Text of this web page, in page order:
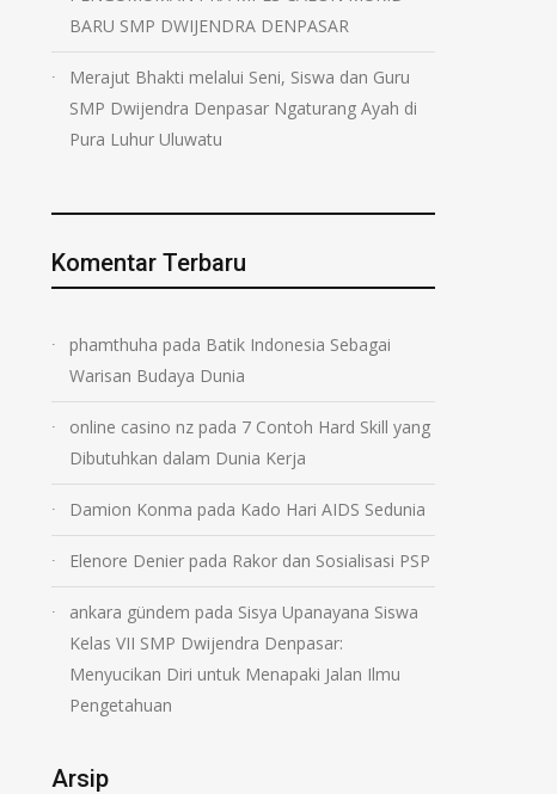
BARU SMP DWIJENDRA DENPASAR
Merajut Bhakti melalui Seni, Siswa dan Guru
SMP Dwijendra Denpasar Ngaturang Ayah di
Pura Luhur Uluwatu
Komentar Terbaru
phamthuha pada Batik Indonesia Sebagai
Warisan Budaya Dunia
online casino nz pada 7 Contoh Hard Skill yang
Dibutuhkan dalam Dunia Kerja
Damion Konma pada Kado Hari AIDS Sedunia
Elenore Denier pada Rakor dan Sosialisasi PSP
ankara gündem pada Sisya Upanayana Siswa
Kelas VII SMP Dwijendra Denpasar:
Menyucikan Diri untuk Menapaki Jalan Ilmu
Pengetahuan
Arsip